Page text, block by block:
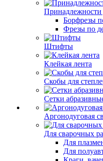
Принадлежности
Борфрезы
Фрезы по
Штифты
Клейкая лента
Скобы для
Сетки
Аргонодуговая
Для сварочных
Для
Для